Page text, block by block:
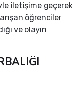
iletişime geçerek
öğrenciler
ve olayın